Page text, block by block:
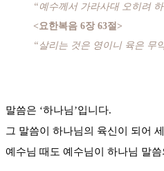
“예수께서 가라사대 오히려
<요한복음 6장 63절>
“살리는 것은 영이니 육은 무
말씀은 ‘하나님’입니다.
그 말씀이 하나님의 육신이 되어
예수님 때도 예수님이 하나님 말